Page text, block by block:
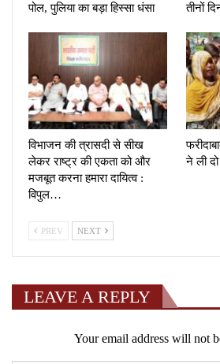
पोल, पुलिया का बड़ा हिस्सा धंसा
तीनों
विभाजन की त्रासदी से सीख
लेकर राष्ट्र की एकता को और
मजबूत करना हमारा दायित्व :
विपुल…
ने ली
PREV NEXT
LEAVE A REPLY
Your email address will not